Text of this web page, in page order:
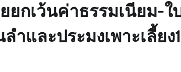
ยกเว้นค่าธรรมเนียม-ใ
และประมงเพาะเลี้ยง